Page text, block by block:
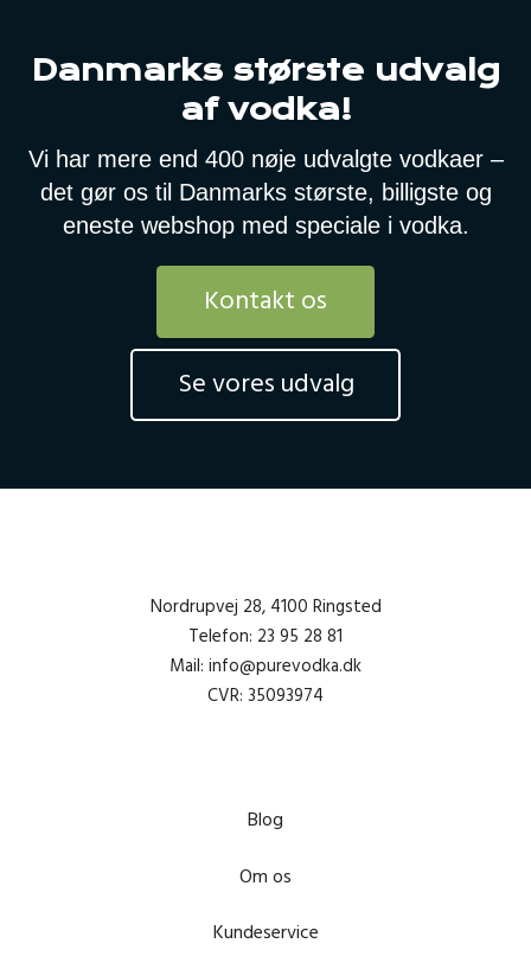
Danmarks største udvalg
af vodka!
Vi har mere end 400 nøje udvalgte vodkaer –
det gør os til Danmarks største, billigste og
eneste webshop med speciale i vodka.
Kontakt os
Se vores udvalg
Nordrupvej 28, 4100 Ringsted
Telefon: 23 95 28 81
Mail: info@purevodka.dk
CVR: 35093974
Blog
Om os
Kundeservice